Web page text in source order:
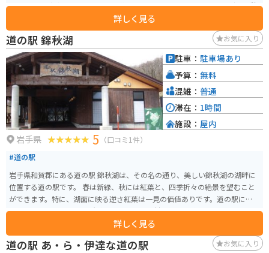
コーナーなどがあります。 また、道の駅 三滝堂は、バイクツーリングの休憩
場所としても人気です。周辺には、緑豊かな山々が広がっており、ツーリン
グに最適なルートが数多くあります。 特に、栗原市方面へ続く国道398号線
は、変化に富んだワインディングロードとして知られており、多くのライダ
ーに楽しまれています。 道の駅 三滝堂で休憩する際には、地元産の食材を使
用した料理や、登米市の特産品である「はっと汁」などを味わってみてはい
かがでしょうか。
詳しく見る
道の駅 錦秋湖 お気に入り
岩手県 5 （口コミ1件）
#道の駅
岩手県和賀郡にある道の駅 錦秋湖は、その名の通り、美しい錦秋湖の湖畔に
位置する道の駅です。 春は新緑、秋には紅葉と、四季折々の絶景を望むこと
ができます。特に、湖面に映る逆さ紅葉は一見の価値ありです。道の駅には、
レストランや特産品販売所があり、地元の食材を使った料理や、お土産にぴ
ったりな特産品を購入することができます。 周辺には、キャンプ場や温泉施
設もあるので、宿泊してゆっくりと過ごすのもおすすめです。バイクで訪れ
る場合、駐車場も広く停めやすいので安心です。 周辺道路は、ワインディン
詳しく見る
駐車： 駐車場あり
予算： 無料
混雑： 普通
滞在： 1時間
施設： 屋内
道の駅 あ・ら・伊達な道の駅 お気に入り